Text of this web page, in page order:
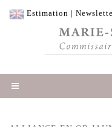
Estimation |